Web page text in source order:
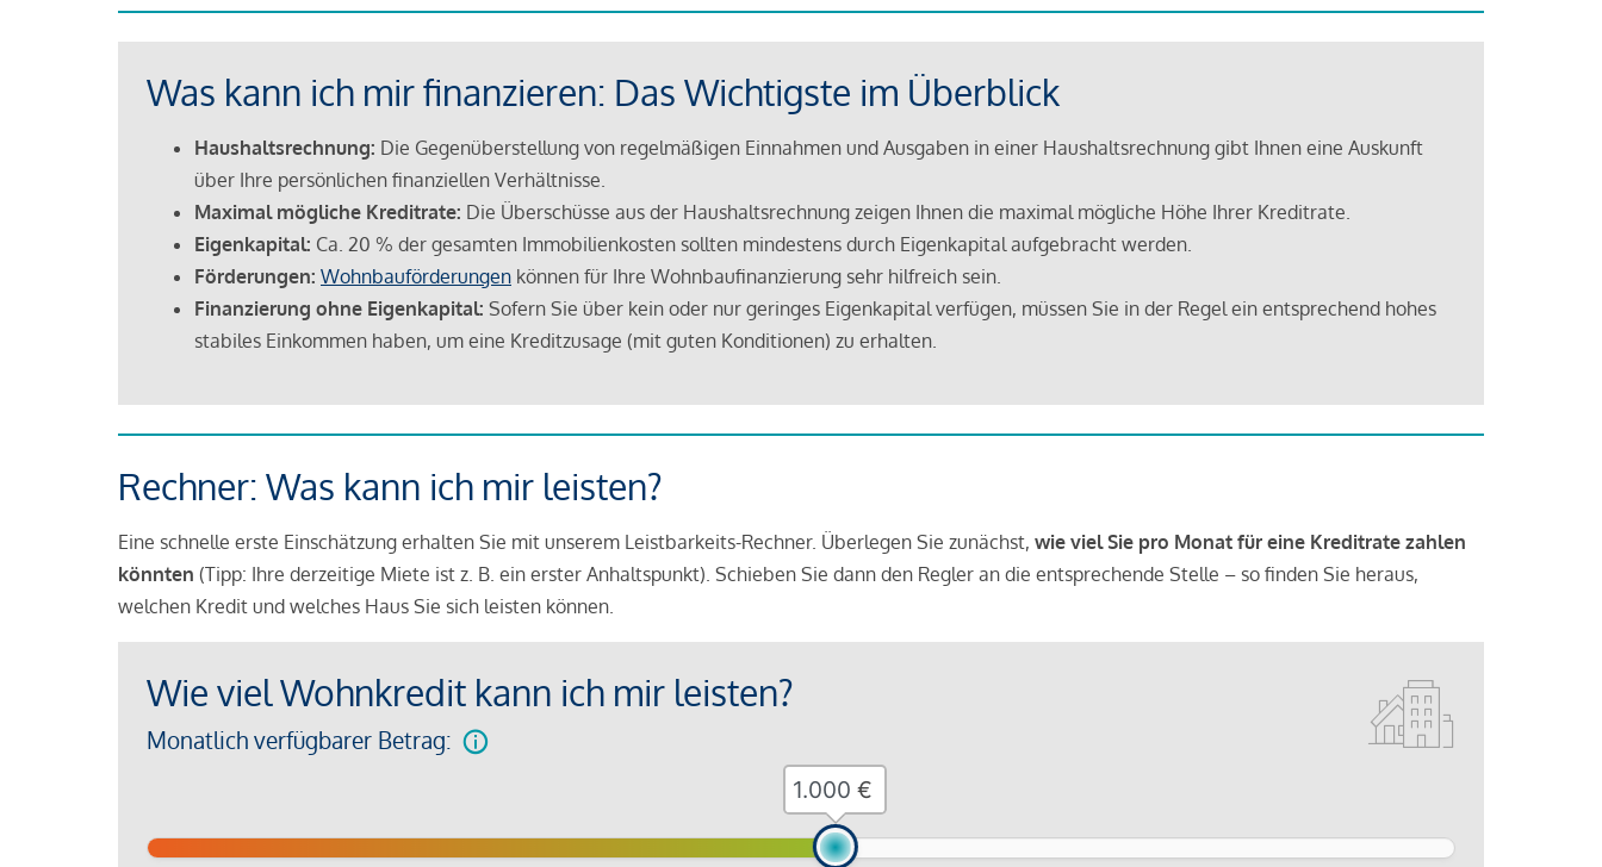
Was kann ich mir finanzieren: Das Wichtigste im Überblick
Haushaltsrechnung: Die Gegenüberstellung von regelmäßigen Einnahmen und Ausgaben in einer Haushaltsrechnung gibt Ihnen eine Auskunft
über Ihre persönlichen finanziellen Verhältnisse.
Maximal mögliche Kreditrate: Die Überschüsse aus der Haushaltsrechnung zeigen Ihnen die maximal mögliche Höhe Ihrer Kreditrate.
Eigenkapital: Ca. 20 % der gesamten Immobilienkosten sollten mindestens durch Eigenkapital aufgebracht werden.
Förderungen: Wohnbauförderungen können für Ihre Wohnbaufinanzierung sehr hilfreich sein.
Finanzierung ohne Eigenkapital: Sofern Sie über kein oder nur geringes Eigenkapital verfügen, müssen Sie in der Regel ein entsprechend hohes
stabiles Einkommen haben, um eine Kreditzusage (mit guten Konditionen) zu erhalten.
Rechner: Was kann ich mir leisten?
Eine schnelle erste Einschätzung erhalten Sie mit unserem Leistbarkeits-Rechner. Überlegen Sie zunächst, wie viel Sie pro Monat für eine Kreditrate zahlen
könnten (Tipp: Ihre derzeitige Miete ist z. B. ein erster Anhaltspunkt). Schieben Sie dann den Regler an die entsprechende Stelle – so finden Sie heraus,
welchen Kredit und welches Haus Sie sich leisten können.
Wie viel Wohnkredit kann ich mir leisten?
Monatlich verfügbarer Betrag:
€